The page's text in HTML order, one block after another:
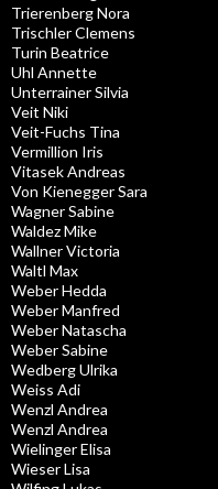
Trierenberg Nora
Trischler Clemens
Turin Beatrice
Uhl Annette
Unterrainer Silvia
Veit Niki
Veit-Fuchs Tina
Vermillion Iris
Vitasek Andreas
Von Kienegger Sara
Wagner Sabine
Waldez Mike
Wallner Victoria
Waltl Max
Weber Hedda
Weber Manfred
Weber Natascha
Weber Sabine
Wedberg Ulrika
Weiss Adi
Wenzl Andrea
Wenzl Andrea
Wielinger Elisa
Wieser Lisa